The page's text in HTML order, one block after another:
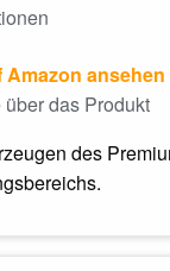
Amazon ansehen
das Produkt
des